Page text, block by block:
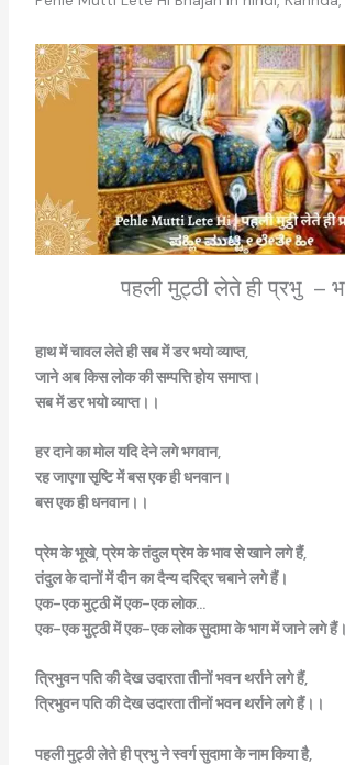
पहली मुट्ठी लेते ही प्रभु –
हाथमेंचावललेतेहीसबमेंडरभयोव्याप्त,
जानेअबकिसलोककीसम्पत्तिहोयसमाप्त।
सबमेंडरभयोव्याप्त।।
हरदानेकामोलयदिदेनेलगेभगवान,
रहजाएगासृष्टिमेंबसएकहीधनवान।
बसएकहीधनवान।।
प्रेमकेभूखे,प्रेमकेतंदुलप्रेमकेभावसेखानेलगेहैं,
तंदुलकेदानोंमेंदीनकादैन्यदरिद्रचबानेलगेहैं।
एक-एकमुट्ठीमेंएक-एकलोक…
एक-एकमुट्ठीमेंएक-एकलोकसुदामाकेभागमेंजानेलगे
त्रिभुवनपतिकीदेखउदारतातीनोंभवनथर्रानेलगेहैं,
त्रिभुवनपतिकीदेखउदारतातीनोंभवनथर्रानेलगेहैं।।
पहलीमुट्ठीलेतेहीप्रभुनेस्वर्गसुदामाकेनामकियाहै,